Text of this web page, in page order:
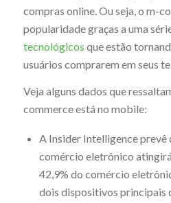
compras online. Ou seja, o m-
popularidade graças a uma
tecnológicos que estão
usuários comprarem em seus
Veja alguns dados que
commerce está no mobile:
A Insider Intelligence prevê
comércio eletrônico
42,9% do comércio
dois dispositivos principais